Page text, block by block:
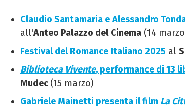
Claudio Santamaria e Alessandro
all'Anteo Palazzo del Cinema (14
Festival del Romance Italiano 2025 al
Biblioteca Vivente, performance di 13
Mudec (15 marzo)
Gabriele Mainetti presenta il film La